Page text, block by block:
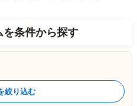
条件から探す
絞り込む